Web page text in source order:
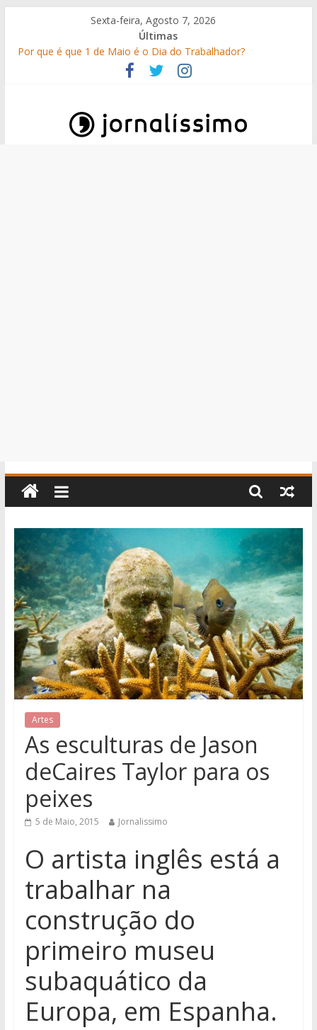
content
Sexta-feira, Agosto 7, 2026
Últimas
Por que é que 1 de Maio é o Dia do Trabalhador?
25 Perguntas sobre o 25 de Abril
Como surgiram os gelados?
10 de Junho, Dia de Portugal: a história, as origens, o que se
Artes
As esculturas de Jason
deCaires Taylor para os
peixes
5 de Maio, 2015 Jornalissimo
O artista inglês está a
trabalhar na
construção do
primeiro museu
subaquático da
Europa, em Espanha.